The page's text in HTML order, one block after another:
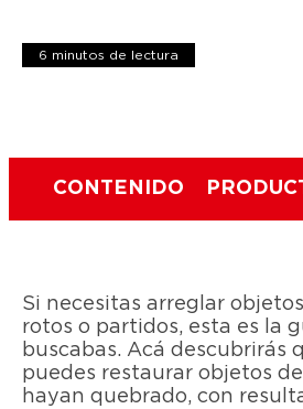
6 minutos de lectura
CONTENIDO
Si necesitas arreglar
rotos o partidos, esta es la
buscabas. Acá descubrirás
puedes restaurar objetos
hayan quebrado, con